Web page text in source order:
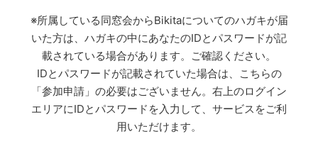
※所属している同窓会からBikitaについてのハガキが届
いた方は、ハガキの中にあなたのIDとパスワードが記
載されている場合があります。ご確認ください。
IDとパスワードが記載されていた場合は、こちらの
「参加申請」の必要はございません。右上のログイン
エリアにIDとパスワードを入力して、サービスをご利
用いただけます。